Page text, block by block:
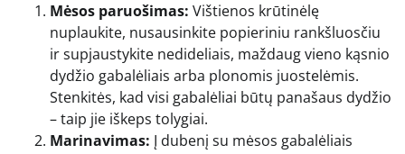
Mėsos paruošimas: Vištienos krūtinėlę
nuplaukite, nusausinkite popieriniu rankšluosčiu
ir supjaustykite nedideliais, maždaug vieno kąsnio
dydžio gabalėliais arba plonomis juostelėmis.
Stenkitės, kad visi gabalėliai būtų panašaus dydžio
– taip jie iškeps tolygiai.
Marinavimas: Į dubenį su mėsos gabalėliais